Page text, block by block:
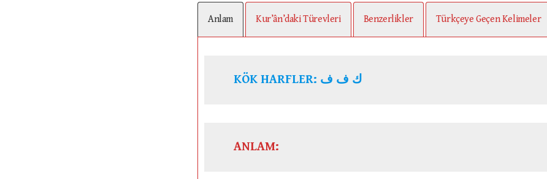
Anlam Kur’ân’daki Türevleri Benzerlikler Türkçeye Geçen Kelimeler
KÖK HARFLER: ك ف ف
ANLAM: